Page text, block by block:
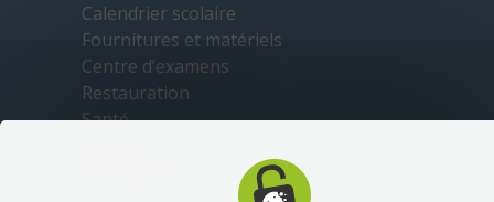
Calendrier scolaire
Fournitures et matériels
Centre d’examens
Restauration
Santé